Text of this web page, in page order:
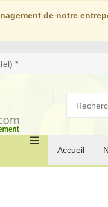
de notre
*
Accueil